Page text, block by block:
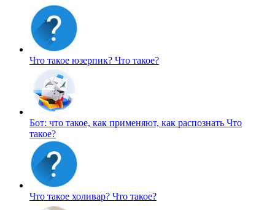
Что такое юзерпик? Что такое?
Бот: что такое, как применяют, как распознать Что
такое?
Что такое холивар? Что такое?